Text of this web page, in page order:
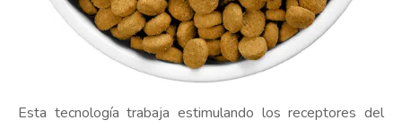
Esta tecnología trabaja estimulando los receptores del